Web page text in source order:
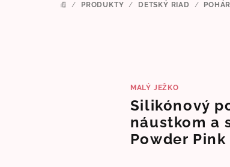
DOMOV
/ PRODUKTY / DETSKÝ RIAD /
MALÝ JEŽKO
Silikónový
náustkom a
Powder Pink